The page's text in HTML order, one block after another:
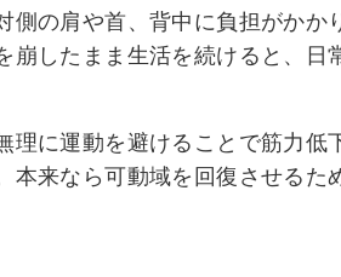
側の肩や首、背中に負担がかか
崩したまま生活を続けると、日
理に運動を避けることで筋力低
本来なら可動域を回復させるた